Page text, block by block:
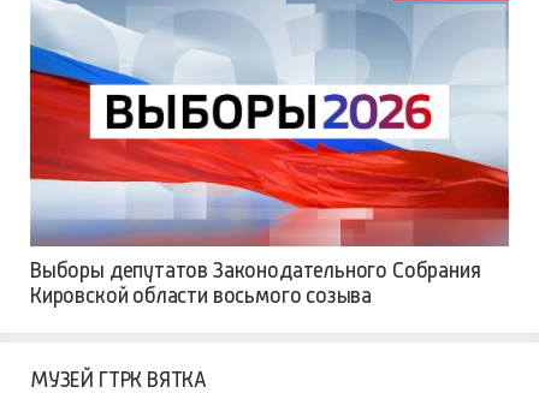
Выборы депутатов Государственной Думы
Федерального Собрания Российской Федерации
девятого созыва